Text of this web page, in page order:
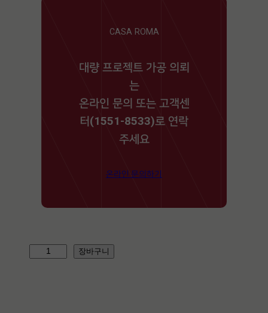
CASA ROMA
대량 프로젝트 가공 의뢰
는
온라인 문의 또는 고객센
터(1551-8533)로 연락
주세요
온라인 문의하기
장바구니